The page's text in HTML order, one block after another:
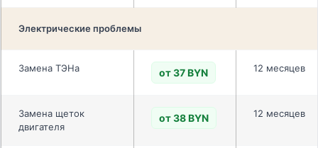
Электрические проблемы
Замена ТЭНа от 37 BYN 12 месяцев
Замена щеток
двигателя
от 38 BYN 12 месяцев